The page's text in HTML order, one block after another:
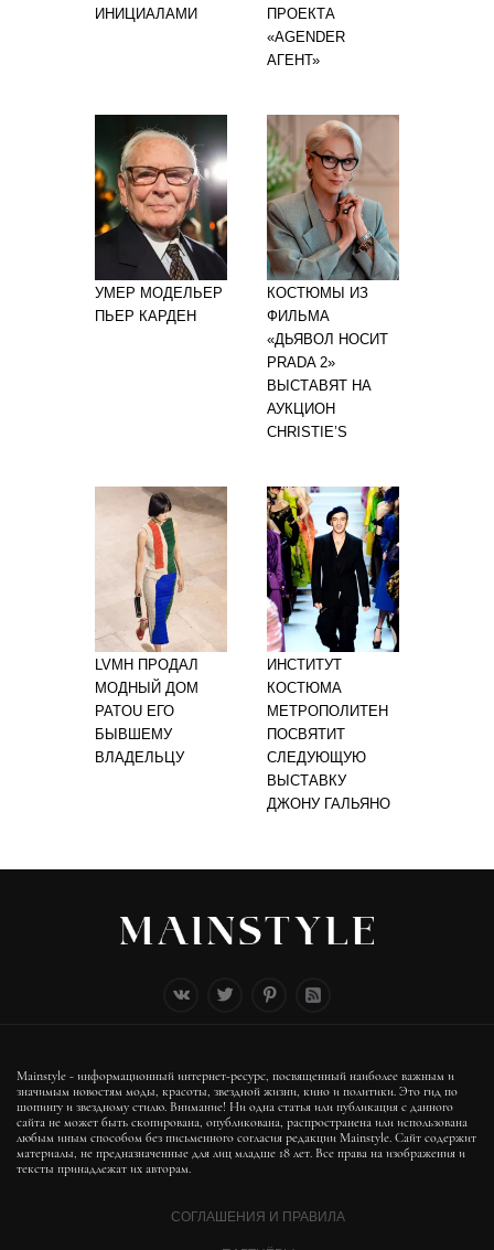
ИНИЦИАЛАМИ
ПРОЕКТА
«AGENDER
АГЕНТ»
УМЕР МОДЕЛЬЕР
ПЬЕР КАРДЕН
КОСТЮМЫ ИЗ
ФИЛЬМА
«ДЬЯВОЛ НОСИТ
PRADA 2»
ВЫСТАВЯТ НА
АУКЦИОН
CHRISTIE’S
LVMH ПРОДАЛ
МОДНЫЙ ДОМ
PATOU ЕГО
БЫВШЕМУ
ВЛАДЕЛЬЦУ
ИНСТИТУТ
КОСТЮМА
МЕТРОПОЛИТЕН
ПОСВЯТИТ
СЛЕДУЮЩУЮ
ВЫСТАВКУ
ДЖОНУ ГАЛЬЯНО
Mainstyle - информационный интернет-ресурс, посвященный наиболее важным и
значимым новостям моды, красоты, звездной жизни, кино и политики. Это гид по
шопингу и звездному стилю. Внимание! Ни одна статья или публикация с данного
сайта не может быть скопирована, опубликована, распространена или использована
любым иным способом без письменного согласия редакции Mainstyle. Сайт содержит
материалы, не предназначенные для лиц младше 18 лет. Все права на изображения и
тексты принадлежат их авторам.
СОГЛАШЕНИЯ И ПРАВИЛА